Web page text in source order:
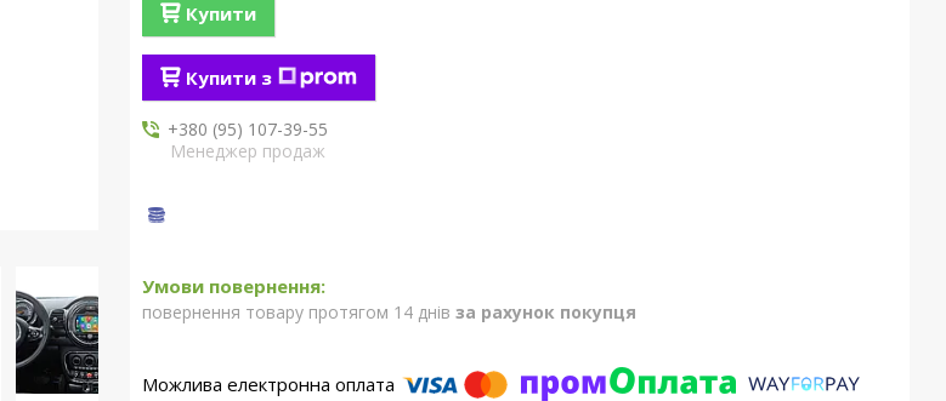
Купити
Купити з
+380 (95) 107-39-55
Менеджер продаж
повернення товару протягом 14 днів за рахунок покупця